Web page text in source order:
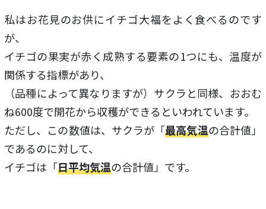
私はお花見のお供にイチゴ大福をよく食べるのです
が、
イチゴの果実が赤く成熟する要素の1つにも、温度が
関係する指標があり、
（品種によって異なりますが）サクラと同様、おおむ
ね600度で開花から収穫ができるといわれています。
ただし、この数値は、サクラが「最高気温の合計値」
であるのに対して、
イチゴは「日平均気温の合計値」です。